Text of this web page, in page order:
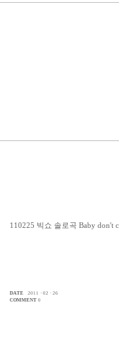
110225 빅쇼 솔로곡 Baby don't
DATE
2011 · 02 · 26
COMMENT 0